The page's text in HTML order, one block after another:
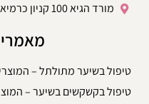
מורד הגיא 100 קניון כרמיאל
טיפול בשיער מתולתל –
טיפול בקשקשים בשיער –